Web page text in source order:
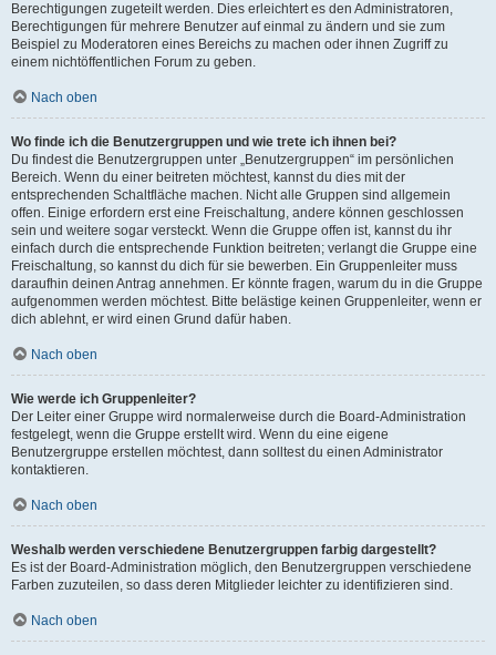
Berechtigungen zugeteilt werden. Dies erleichtert es den Administratoren,
Berechtigungen für mehrere Benutzer auf einmal zu ändern und sie zum
Beispiel zu Moderatoren eines Bereichs zu machen oder ihnen Zugriff zu
einem nichtöffentlichen Forum zu geben.
Nach oben
Wo finde ich die Benutzergruppen und wie trete ich ihnen bei?
Du findest die Benutzergruppen unter „Benutzergruppen“ im persönlichen
Bereich. Wenn du einer beitreten möchtest, kannst du dies mit der
entsprechenden Schaltfläche machen. Nicht alle Gruppen sind allgemein
offen. Einige erfordern erst eine Freischaltung, andere können geschlossen
sein und weitere sogar versteckt. Wenn die Gruppe offen ist, kannst du ihr
einfach durch die entsprechende Funktion beitreten; verlangt die Gruppe eine
Freischaltung, so kannst du dich für sie bewerben. Ein Gruppenleiter muss
daraufhin deinen Antrag annehmen. Er könnte fragen, warum du in die Gruppe
aufgenommen werden möchtest. Bitte belästige keinen Gruppenleiter, wenn er
dich ablehnt, er wird einen Grund dafür haben.
Nach oben
Wie werde ich Gruppenleiter?
Der Leiter einer Gruppe wird normalerweise durch die Board-Administration
festgelegt, wenn die Gruppe erstellt wird. Wenn du eine eigene
Benutzergruppe erstellen möchtest, dann solltest du einen Administrator
kontaktieren.
Nach oben
Weshalb werden verschiedene Benutzergruppen farbig dargestellt?
Es ist der Board-Administration möglich, den Benutzergruppen verschiedene
Farben zuzuteilen, so dass deren Mitglieder leichter zu identifizieren sind.
Nach oben